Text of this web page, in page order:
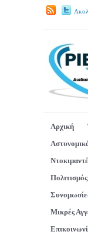
Αρχική
Πολιτισμός
Μικρές